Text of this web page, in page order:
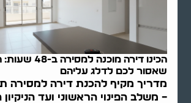
הכינו דירה מוכנה
שאסור לכם לדלג עליהם
– משלב הפינוי הראשוני ועד הניקיון